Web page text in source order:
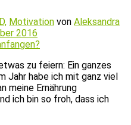
Motivation von Aleksandra
2016
zu feiern: Ein ganzes
Jahr habe ich mit ganz viel
meine Ernährung
ich bin so froh, dass ich